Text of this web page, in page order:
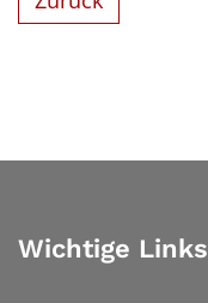
Wichtige Links